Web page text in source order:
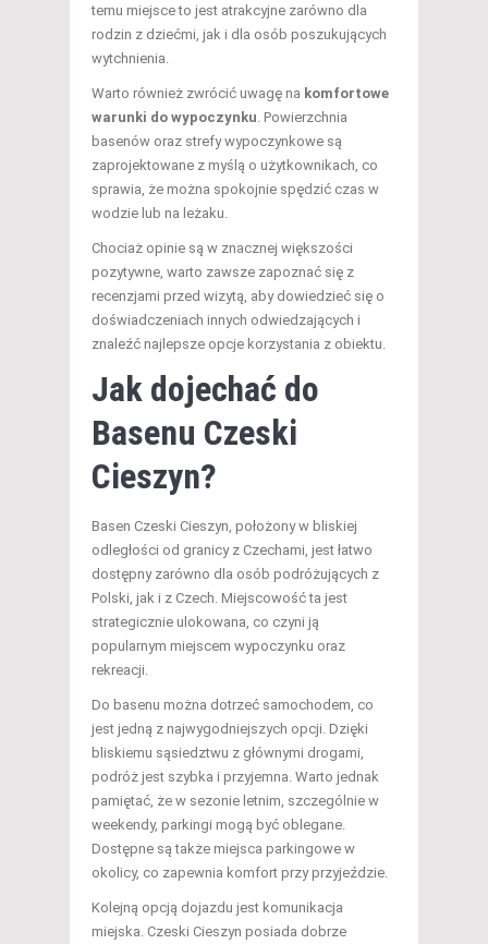
temu miejsce to jest atrakcyjne zarówno dla
rodzin z dziećmi, jak i dla osób poszukujących
wytchnienia.
Warto również zwrócić uwagę na komfortowe
warunki do wypoczynku . Powierzchnia
basenów oraz strefy wypoczynkowe są
zaprojektowane z myślą o użytkownikach, co
sprawia, że można spokojnie spędzić czas w
wodzie lub na leżaku.
Chociaż opinie są w znacznej większości
pozytywne, warto zawsze zapoznać się z
recenzjami przed wizytą, aby dowiedzieć się o
doświadczeniach innych odwiedzających i
znaleźć najlepsze opcje korzystania z obiektu.
Jak dojechać do
Basenu Czeski
Cieszyn?
Basen Czeski Cieszyn, położony w bliskiej
odległości od granicy z Czechami, jest łatwo
dostępny zarówno dla osób podróżujących z
Polski, jak i z Czech. Miejscowość ta jest
strategicznie ulokowana, co czyni ją
popularnym miejscem wypoczynku oraz
rekreacji.
Do basenu można dotrzeć samochodem, co
jest jedną z najwygodniejszych opcji. Dzięki
bliskiemu sąsiedztwu z głównymi drogami,
podróż jest szybka i przyjemna. Warto jednak
pamiętać, że w sezonie letnim, szczególnie w
weekendy, parkingi mogą być oblegane.
Dostępne są także miejsca parkingowe w
okolicy, co zapewnia komfort przy przyjeździe.
Kolejną opcją dojazdu jest komunikacja
miejska. Czeski Cieszyn posiada dobrze